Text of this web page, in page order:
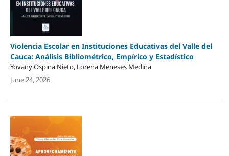
Violencia Escolar en Instituciones Educativas del Valle del
Cauca: Análisis Bibliométrico, Empírico y Estadístico
Yovany Ospina Nieto, Lorena Meneses Medina
June 24, 2026